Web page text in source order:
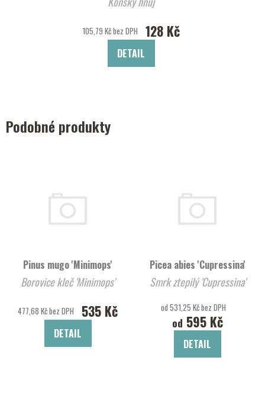
105,79 Kč bez DPH 128 Kč
DETAIL
Podobné produkty
Pinus mugo 'Minimops'
Borovice kleč 'Minimops'
477,68 Kč bez DPH 535 Kč
DETAIL
Picea abies 'Cupressina'
Smrk ztepilý 'Cupressina'
od 531,25 Kč bez DPH
od 595 Kč
DETAIL